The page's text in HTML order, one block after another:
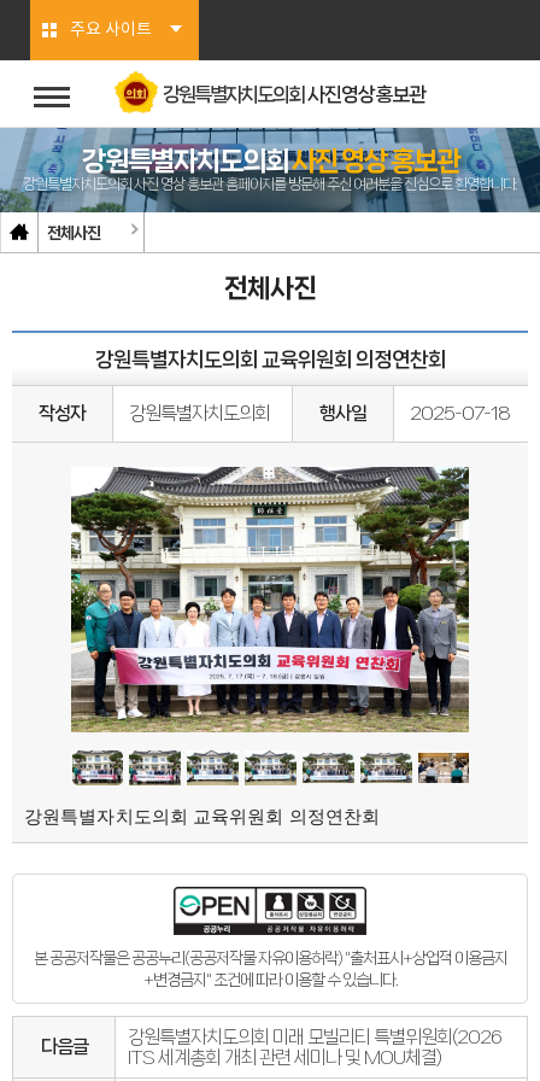
주요 사이트
강원특별자치도의회 사진영상홍보관
강원특별자치도의회사진 영상 홍보관
강원특별자치도의회 사진 영상 홍보관 홈페이지를 방문해 주신 여러분을 진심으로 환영합니다.
전체사진
전체사진
강원특별자치도의회 교육위원회 의정연찬회
작성자 강원특별자치도의회 행사일 2025-07-18
강원특별자치도의회 교육위원회 의정연찬회
본 공공저작물은 공공누리(공공저작물 자유이용허락) "출처표시+상업적 이용금지
+변경금지" 조건에 따라 이용할 수 있습니다.
다음글
강원특별자치도의회 미래 모빌리티 특별위원회(2026
ITS 세계총회 개최 관련 세미나 및 MOU체결)